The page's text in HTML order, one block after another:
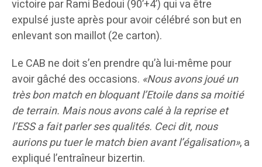
victoire par Rami Bedoui (90’+4’) qui va être
expulsé juste après pour avoir célébré son but en
enlevant son maillot (2e carton).
Le CAB ne doit s’en prendre qu’à lui-même pour
avoir gâché des occasions. «Nous avons joué un
très bon match en bloquant l’Etoile dans sa moitié
de terrain. Mais nous avons calé à la reprise et
l’ESS a fait parler ses qualités. Ceci dit, nous
aurions pu tuer le match bien avant l’égalisation», a
expliqué l’entraîneur bizertin.